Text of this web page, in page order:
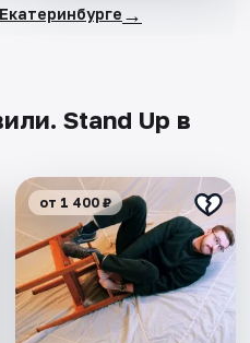
→
Stand Up в
от 1 400 ₽